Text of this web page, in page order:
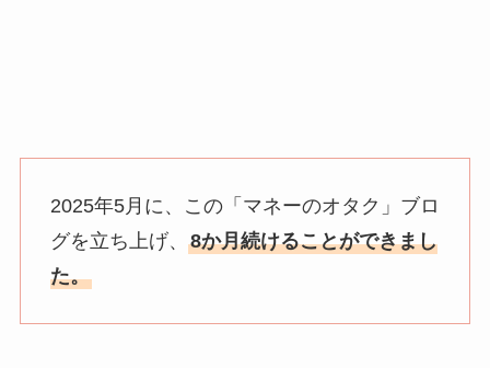
2025年5月に、この「マネーのオタク」ブロ
グを立ち上げ、 8か月続けることができまし
た。